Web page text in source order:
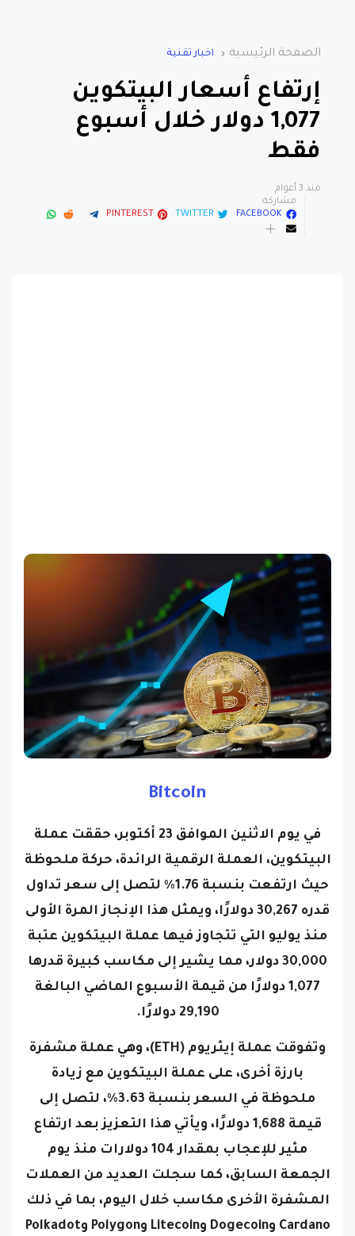
الصفحة الرئيسية اخبار تقنية
إرتفاع أسعار البيتكوين
1,077 دولار خلال أسبوع
فقط
منذ 3 أعوام
مشاركة:
FACEBOOK
TWITTER
PINTEREST
Bitcoin
في يوم الاثنين الموافق 23 أكتوبر، حققت عملة
البيتكوين، العملة الرقمية الرائدة، حركة ملحوظة
حيث ارتفعت بنسبة 1.76٪ لتصل إلى سعر تداول
قدره 30,267 دولارًا، ويمثل هذا الإنجاز المرة الأولى
منذ يوليو التي تتجاوز فيها عملة البيتكوين عتبة
30,000 دولار، مما يشير إلى مكاسب كبيرة قدرها
1,077 دولارًا من قيمة الأسبوع الماضي البالغة
29,190 دولارًا.
وتفوقت عملة إيثريوم (ETH)، وهي عملة مشفرة
بارزة أخرى، على عملة البيتكوين مع زيادة
ملحوظة في السعر بنسبة 3.63٪، لتصل إلى
قيمة 1,688 دولارًا، ويأتي هذا التعزيز بعد ارتفاع
مثير للإعجاب بمقدار 104 دولارات منذ يوم
الجمعة السابق، كما سجلت العديد من العملات
المشفرة الأخرى مكاسب خلال اليوم، بما في ذلك
Cardano وDogecoin وLitecoin وPolygon وPolkadot